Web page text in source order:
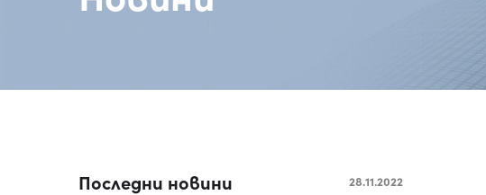
28.11.2022
Последни новини